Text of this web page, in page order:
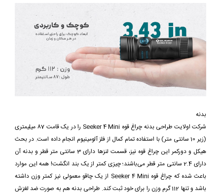
بدنه
شرکت اولایت طراحی بدنه چراغ قوه Seeker 4 Mini را در یک قامت 87 میلیمتری
(زیر 10 سانتی متر) با استفاده تمام کمال از فلز آلومینیوم انجام داده است. در بحث
هیکل و دورکمر این چراغ قوه نیز، قسمت لنزها دارای 3 سانتی متر قطر و بدنه آن
دارای 2.4 سانتی متر قطر می‌باشند؛ چیزی کمتر از یک بند انگشت! همه این موارد
باعث شده که چراغ قوه Seeker 4 Mini از یک چاقو معمولی نیز کمتر وزن داشته
باشد و تنها 112 گرم وزن را برای خود ثبت کند. طراحی بدنه هم به صورت ضد لغزش